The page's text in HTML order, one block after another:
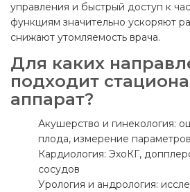
управления и быстрый доступ к
функциям значительно ускоряют
снижают утомляемость врача.
Для каких
подходит
аппарат?
Акушерство и гинекология:
плода, измерение
Кардиология: ЭхоКГ,
сосудов
Урология и андрология: